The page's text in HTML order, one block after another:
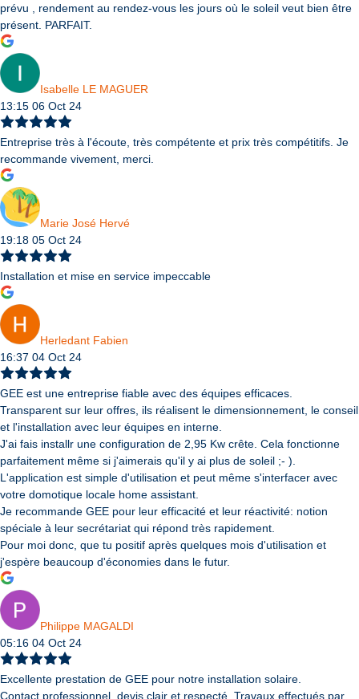
prévu , rendement au rendez-vous les jours où le soleil veut bien être
présent. PARFAIT.
Isabelle LE MAGUER
13:15 06 Oct 24
Entreprise très à l'écoute, très compétente et prix très compétitifs. Je
recommande vivement, merci.
Marie José Hervé
19:18 05 Oct 24
Installation et mise en service impeccable
Herledant Fabien
16:37 04 Oct 24
GEE est une entreprise fiable avec des équipes efficaces.
Transparent sur leur offres, ils réalisent le dimensionnement, le conseil
et l'installation avec leur équipes en interne.
J'ai fais installr une configuration de 2,95 Kw crête. Cela fonctionne
parfaitement même si j'aimerais qu'il y ai plus de soleil ;- ).
L'application est simple d'utilisation et peut même s'interfacer avec
votre domotique locale home assistant.
Je recommande GEE pour leur efficacité et leur réactivité: notion
spéciale à leur secrétariat qui répond très rapidement.
Pour moi donc, que tu positif après quelques mois d'utilisation et
j'espère beaucoup d'économies dans le futur.
Philippe MAGALDI
05:16 04 Oct 24
Excellente prestation de GEE pour notre installation solaire.
Contact professionnel, devis clair et respecté. Travaux effectués par